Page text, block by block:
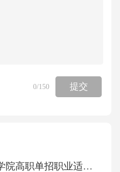
0/150 提交
2024年济南职业学院高职单招职业适应性测试考试模拟试卷含完整答案详解【各地真题】